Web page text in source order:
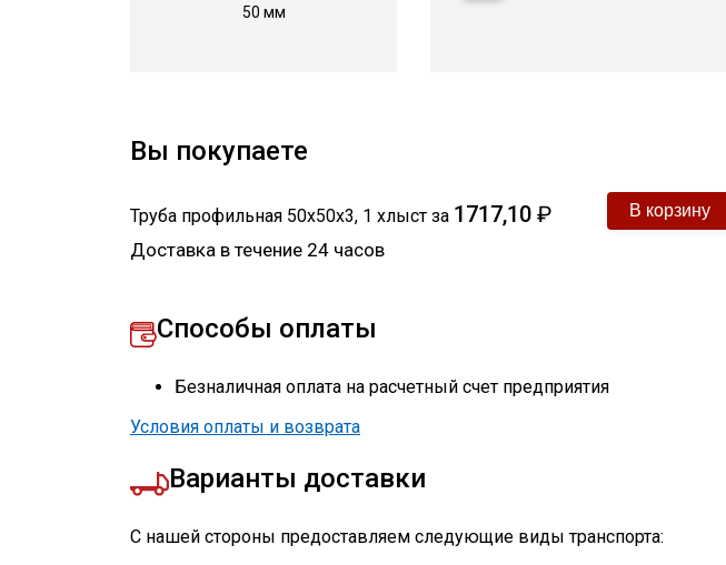
50 мм
Вы покупаете
Труба профильная 50х50х3, 1 хлыст за 1717,10 ₽
Доставка в течение 24 часов
Способы оплаты
Безналичная оплата на расчетный счет предприятия
Условия оплаты и возврата
Варианты доставки
С нашей стороны предоставляем следующие виды транспорта: